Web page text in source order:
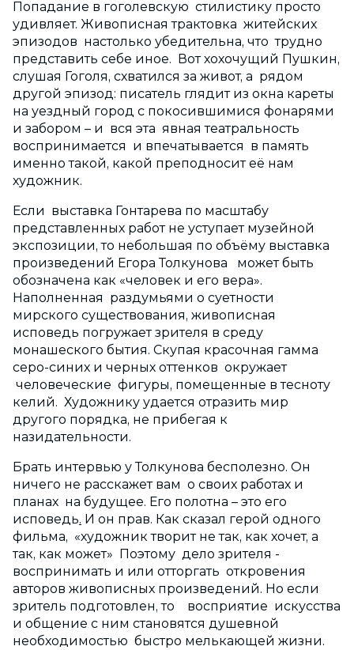
Попадание в гоголевскую стилистику просто
удивляет. Живописная трактовка житейских
эпизодов настолько убедительна, что трудно
представить себе иное. Вот хохочущий Пушкин,
слушая Гоголя, схватился за живот, а рядом
другой эпизод: писатель глядит из окна кареты
на уездный город с покосившимися фонарями
и забором – и вся эта явная театральность
воспринимается и впечатывается в память
именно такой, какой преподносит её нам
художник.
Если выставка Гонтарева по масштабу
представленных работ не уступает музейной
экспозиции, то небольшая по объёму выставка
произведений Егора Толкунова может быть
обозначена как «человек и его вера».
Наполненная раздумьями о суетности
мирского существования, живописная
исповедь погружает зрителя в среду
монашеского бытия. Скупая красочная гамма
серо-синих и черных оттенков окружает
человеческие фигуры, помещенные в тесноту
келий. Художнику удается отразить мир
другого порядка, не прибегая к
назидательности.
Брать интервью у Толкунова бесполезно. Он
ничего не расскажет вам о своих работах и
планах на будущее. Его полотна – это его
исповедь. И он прав. Как сказал герой одного
фильма, «художник творит не так, как хочет, а
так, как может» Поэтому дело зрителя -
воспринимать и или отторгать откровения
авторов живописных произведений. Но если
зритель подготовлен, то восприятие искусства
и общение с ним становятся душевной
необходимостью быстро мелькающей жизни.